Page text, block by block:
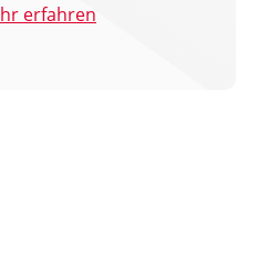
erfahren